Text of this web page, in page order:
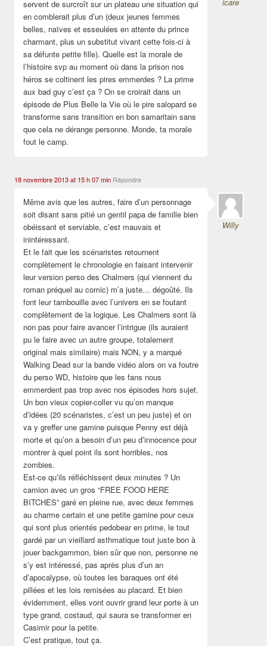
servent de surcroît sur un plateau une situation qui
en comblerait plus d’un (deux jeunes femmes
belles, naïves et esseulées en attente du prince
charmant, plus un substitut vivant cette fois-ci à
sa défunte petite fille). Quelle est la morale de
l’histoire svp au moment où dans la prison nos
héros se coltinent les pires emmerdes ? La prime
aux bad guy c’est ça ? On se croirait dans un
épisode de Plus Belle la Vie où le pire salopard se
transforme sans transition en bon samaritain sans
que cela ne dérange personne. Monde, ta morale
fout le camp.
Willy
18 novembre 2013 at 15 h 07 min Répondre
Même avis que les autres, faire d’un personnage
soit disant sans pitié un gentil papa de famille bien
obéissant et serviable, c’est mauvais et
inintéressant.
Et le fait que les scénaristes retournent
complètement le chronologie en faisant intervenir
leur version perso des Chalmers (qui viennent du
roman préquel au comic) m’a juste… dégoûté. Ils
font leur tambouille avec l’univers en se foutant
complètement de la logique. Les Chalmers sont là
non pas pour faire avancer l’intrigue (ils auraient
pu le faire avec un autre groupe, totalement
original mais similaire) mais NON, y a marqué
Walking Dead sur la bande vidéo alors on va foutre
du perso WD, histoire que les fans nous
emmerdent pas trop avec nos épisodes hors sujet.
Un bon vieux copier-coller vu qu’on manque
d’idées (20 scénaristes, c’est un peu juste) et on
va y greffer une gamine puisque Penny est déjà
morte et qu’on a besoin d’un peu d’innocence pour
montrer à quel point ils sont horribles, nos
zombies.
Est-ce qu’ils réfléchissent deux minutes ? Un
camion avec un gros “FREE FOOD HERE
BITCHES” garé en pleine rue, avec deux femmes
au charme certain et une petite gamine pour ceux
qui sont plus orientés pedobear en prime, le tout
gardé par un vieillard asthmatique tout juste bon à
jouer backgammon, bien sûr que non, personne ne
s’y est intéressé, pas après plus d’un an
d’apocalypse, où toutes les baraques ont été
pillées et les lois remisées au placard. Et bien
évidemment, elles vont ouvrir grand leur porte à un
type grand, costaud, qui saura se transformer en
Casimir pour la petite.
C’est pratique, tout ça.